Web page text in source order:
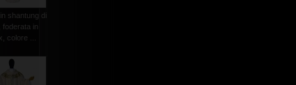
shantung di
foderata in
colore ...